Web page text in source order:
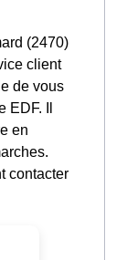
(2470)
client
de vous
Il
en
contacter